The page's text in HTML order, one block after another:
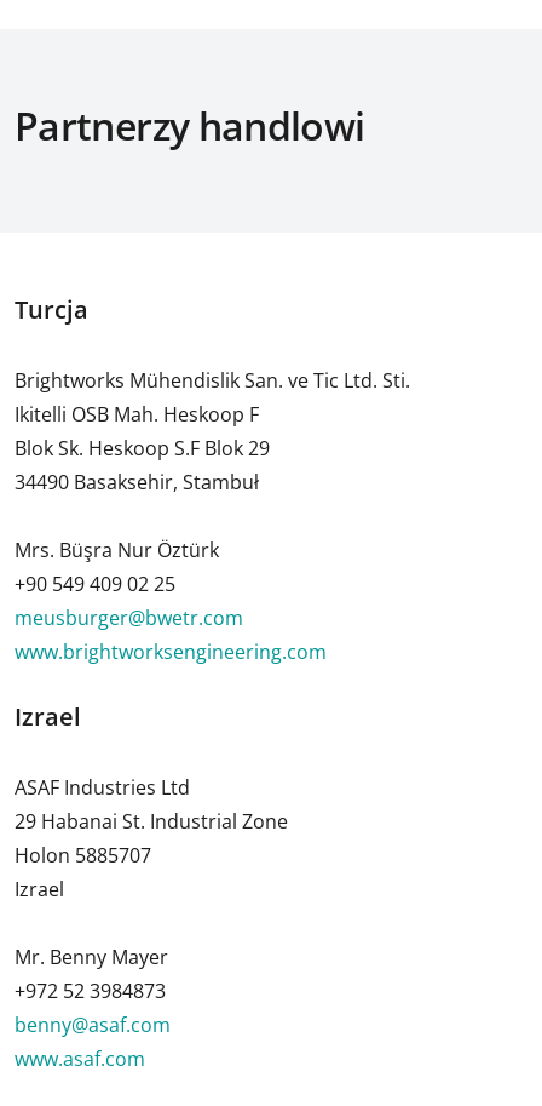
Partnerzy handlowi
Turcja
Brightworks Mühendislik San. ve Tic Ltd. Sti.
Ikitelli OSB Mah. Heskoop F
Blok Sk. Heskoop S.F Blok 29
34490 Basaksehir, Stambuł
Mrs. Büşra Nur Öztürk
+90 549 409 02 25
meusburger@bwetr.com
www.brightworksengineering.com
Izrael
ASAF Industries Ltd
29 Habanai St. Industrial Zone
Holon 5885707
Izrael
Mr. Benny Mayer
+972 52 3984873
benny@asaf.com
www.asaf.com